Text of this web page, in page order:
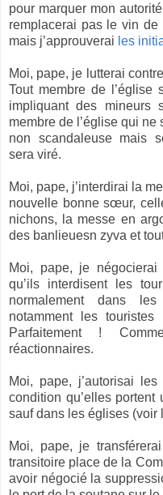
pour marquer mon
remplacerai pas le vin
mais j’approuverai les
Moi, pape, je lutterai
Tout membre de l’église
impliquant des mineurs
membre de l’église qui
non scandaleuse mais
sera viré.
Moi, pape, j’interdirai la
nouvelle bonne sœur,
nichons, la messe en
des banlieuesn zyva et
Moi, pape, je
qu’ils interdisent les
normalement dans
notamment les
Parfaitement !
réactionnaires.
Moi, pape, j’autorisai
condition qu’elles portent
sauf dans les églises (voir
Moi, pape, je
transitoire place de la
avoir négocié la